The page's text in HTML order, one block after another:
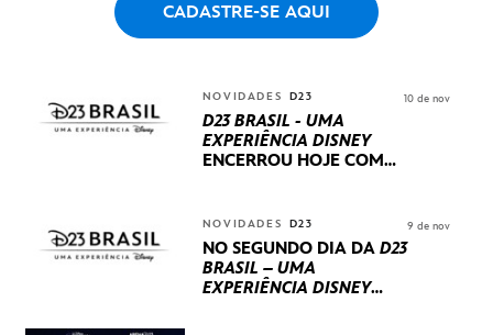
CADASTRE-SE AQUI
NOVIDADES D23
D23 BRASIL - UMA
EXPERIÊNCIA DISNEY
ENCERROU HOJE COM
INTERNACIONAIS E
PRODUÇÕES BRASILEIRAS
10 de nov
NOVIDADES D23
NO SEGUNDO DIA DA D23
BRASIL – UMA
EXPERIÊNCIA DISNEY
9 de nov